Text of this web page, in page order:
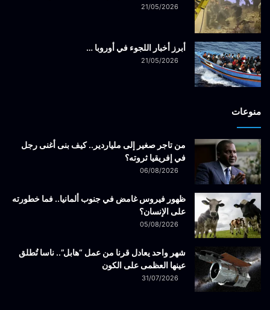
21/05/2026
أبرز أخبار اللجوء في أوروبا …
21/05/2026
منوعات
من تاجر صغير إلى ملياردير.. كيف بنى أغنى رجل
في إفريقيا ثروته؟
06/08/2026
ظهور فيروس غامض في جنوب ألمانيا.. فما خطورته
على الإنسان؟
05/08/2026
شهر واحد يعادل قرنا من عمل “هابل”.. ناسا تُطلق
عينها العظمى على الكون
31/07/2026